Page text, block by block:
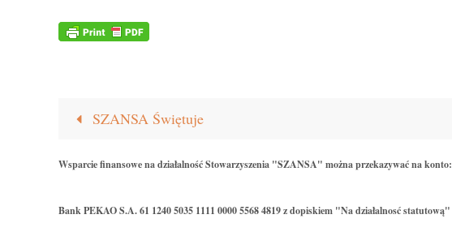
SZANSA Świętuje
Wsparcie finansowe na działalność Stowarzyszenia "SZANSA" można przekazywać na konto:
Bank PEKAO S.A. 61 1240 5035 1111 0000 5568 4819 z dopiskiem "Na działalnosć statutową"